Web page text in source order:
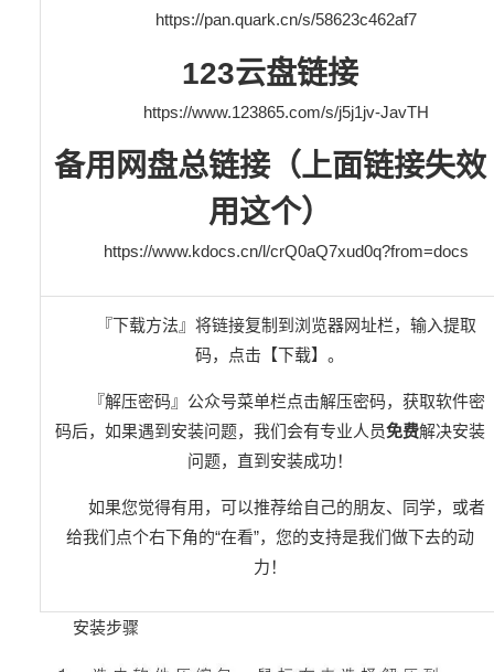
https://pan.quark.cn/s/58623c462af7
123云盘链接
https://www.123865.com/s/j5j1jv-JavTH
备用网盘总链接（上面链接失效
用这个）
https://www.kdocs.cn/l/crQ0aQ7xud0q?from=docs
『下载方法』将链接复制到浏览器网址栏，输入提取
码，点击【下载】。
『解压密码』 公众号菜单栏点击解压密码，获取软件密
码后，如果遇到安装问题，我们会有专业人员免费解决安装
问题，直到安装成功！
如果您觉得有用，可以推荐给自己的朋友、同学，或者
给我们点个右下角的“在看”，您的支持是我们做下去的动
力！
安装步骤